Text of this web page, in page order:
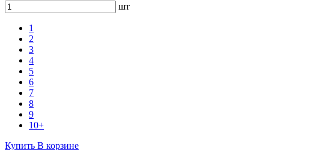
шт
1
2
3
4
5
6
7
8
9
10+
Купить В корзине